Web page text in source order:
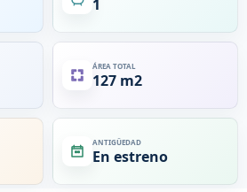
1
ÁREA TOTAL
127 m2
ANTIGÜEDAD
En estreno